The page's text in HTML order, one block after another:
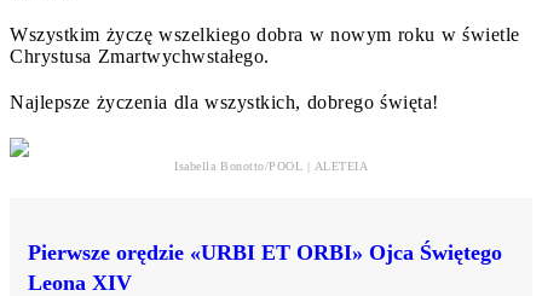
Wszystkim życzę wszelkiego dobra w nowym roku w świetle
Chrystusa Zmartwychwstałego.
Najlepsze życzenia dla wszystkich, dobrego święta!
Isabella Bonotto/POOL | ALETEIA
Pierwsze orędzie «URBI ET ORBI» Ojca Świętego
Leona XIV